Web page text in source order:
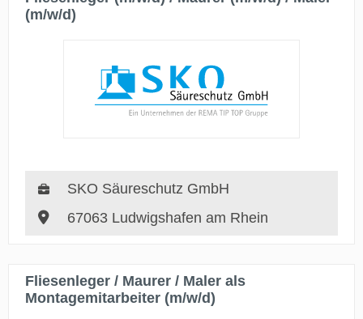
(m/w/d)
SKO Säureschutz GmbH
67063 Ludwigshafen am Rhein
Fliesenleger / Maurer / Maler als
Montagemitarbeiter (m/w/d)